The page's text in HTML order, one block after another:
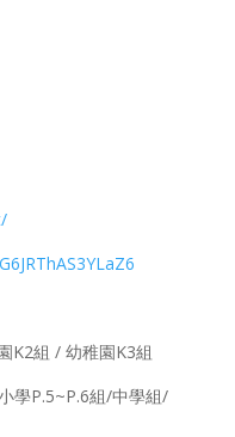
K2組 / 幼稚園K3組
學P.5~P.6組/中學組/